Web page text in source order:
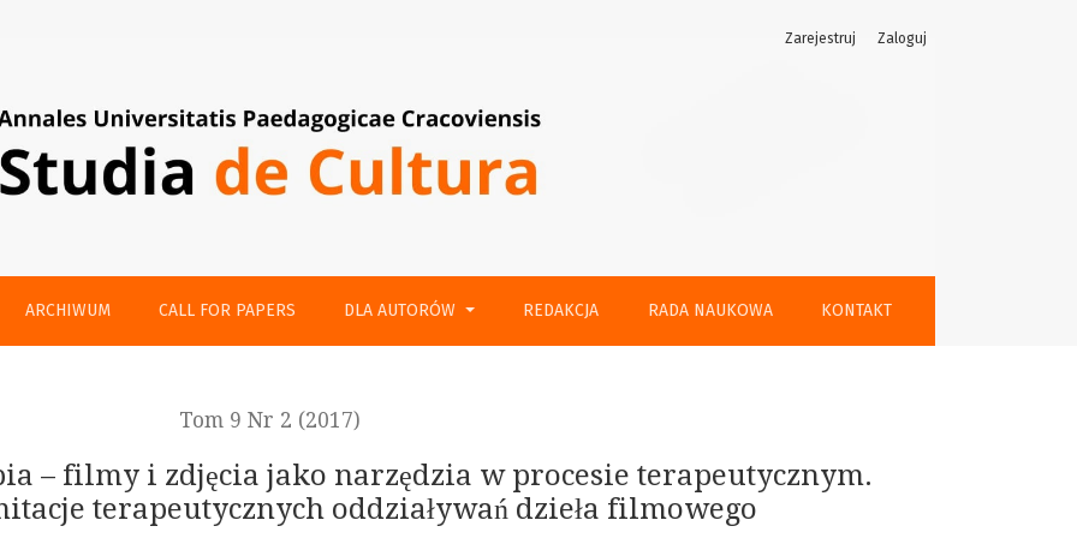
w procesie terapeutycznym. Możliwości i limitacje terapeutycznych oddziaływań dzieła filmowego
ARCHIWUM CALL FOR PAPERS DLA AUTORÓW REDAKCJA RADA NAUKOWA KONTAKT
Zarejestruj Zaloguj
Tom 9 Nr 2 (2017)
– filmy i zdjęcia jako narzędzia w procesie terapeutycznym.
terapeutycznych oddziaływań dzieła filmowego